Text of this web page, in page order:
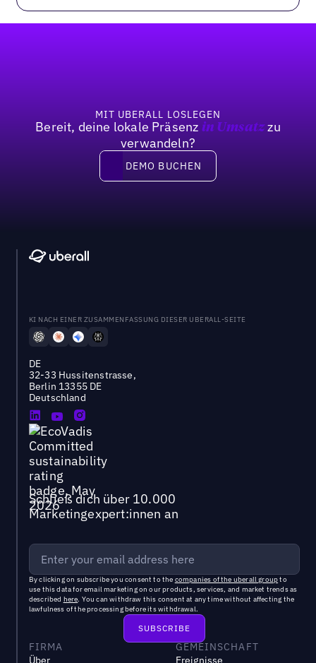
MIT UBERALL LOSLEGEN
Bereit, deine lokale Präsenz in Umsatzzu
verwandeln?
DEMO BUCHEN
DEMO BUCHEN
KI NACH EINER ZUSAMMENFASSUNG DIESER UBERALL-SEITE
DE
32-33 Hussitenstrasse,
Berlin 13355 DE
Deutschland
Schließ dich über 10.000
Marketingexpert:innen an
By clicking on subscribe you consent to the companies of the uberall groupto
use this data for email marketing on our products, services, and market trends as
described here. You can withdraw this consent at any time without affecting the
lawfulness of the processing before its withdrawal.
FIRMA
Über
GEMEINSCHAFT
Ereignisse